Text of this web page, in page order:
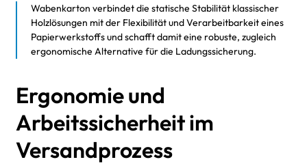
Wabenkarton verbindet die statische Stabilität klassischer
Holzlösungen mit der Flexibilität und Verarbeitbarkeit eines
Papierwerkstoffs und schafft damit eine robuste, zugleich
ergonomische Alternative für die Ladungssicherung.
Ergonomie und
Arbeitssicherheit im
Versandprozess